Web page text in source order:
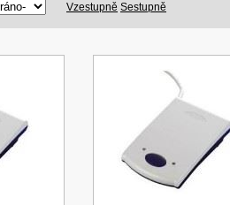
Vzestupně Sestupně